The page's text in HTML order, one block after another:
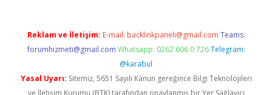
Reklam ve İletişim: E-mail: backlinkpaneli@gmail.com Teams:
forumhizmeti@gmail.com Whatsapp: 0262 606 0 726 Telegram:
@karabul
Yasal Uyarı: Sitemiz, 5651 Sayılı Kanun gereğince Bilgi Teknolojileri
ve İletişim Kurumu (BTK) tarafından onaylanmış bir Yer Sağlayıcı